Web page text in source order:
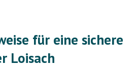
für eine sichere
Loisach